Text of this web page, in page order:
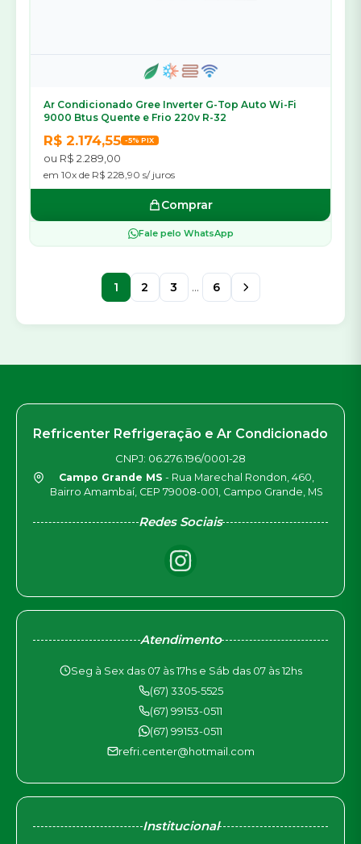
Ar Condicionado Gree Inverter G-Top Auto Wi-Fi
9000 Btus Quente e Frio 220v R-32
R$ 2.174,55 -5% PIX
ou R$ 2.289,00
em 10x de R$ 228,90 s/ juros
Comprar
Fale pelo WhatsApp
1 2 3 ... 6
Refricenter Refrigeração e Ar Condicionado
CNPJ: 06.276.196/0001-28
Campo Grande MS - Rua Marechal Rondon, 460,
Bairro Amambaí, CEP 79008-001, Campo Grande, MS
Redes Sociais
Atendimento
Seg à Sex das 07 às 17hs e Sáb das 07 às 12hs
(67) 3305-5525
(67) 99153-0511
(67) 99153-0511
refri.center@hotmail.com
Institucional